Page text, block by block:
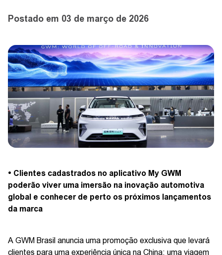
TEST DRIVE
WhatsApp
Postado em 03 de março de 2026
• Clientes cadastrados no aplicativo My GWM
poderão viver uma imersão na inovação automotiva
global e conhecer de perto os próximos lançamentos
da marca
A GWM Brasil anuncia uma promoção exclusiva que levará
clientes para uma experiência única na China: uma viagem